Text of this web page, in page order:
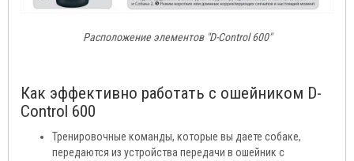
Расположение элементов "D-Control 600"
Как эффективно работать с ошейником D-
Control 600
Тренировочные команды, которые вы даете собаке,
передаются из устройства передачи в ошейник с